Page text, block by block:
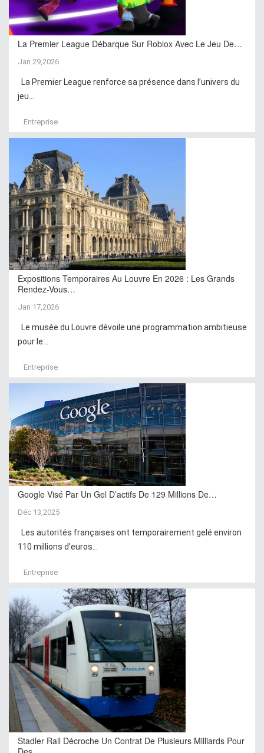
La Premier League Débarque Sur Roblox Avec Le Jeu De…
Jan 29,2026
La Premier League renforce sa présence dans l’univers du
jeu...
Entreprise
Expositions Temporaires Au Louvre En 2026 : Les Grands
Rendez-Vous…
Jan 17,2026
Le musée du Louvre dévoile une programmation ambitieuse
pour le...
Entreprise
Google Visé Par Un Gel D’actifs De 129 Millions De…
Déc 13,2025
Les autorités françaises ont temporairement gelé environ
110 millions d’euros...
Entreprise
Stadler Rail Décroche Un Contrat De Plusieurs Milliards Pour